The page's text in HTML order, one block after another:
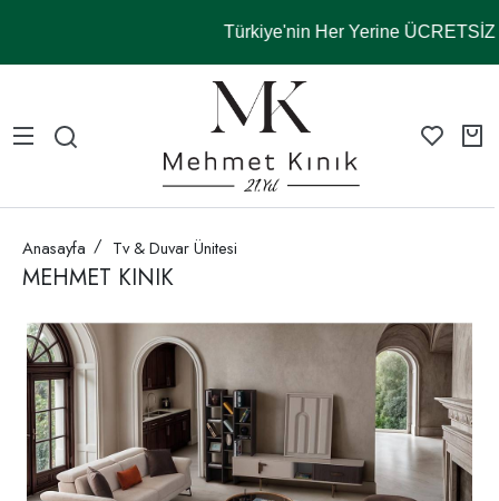
Türkiye'nin Her Yerine ÜCRETSİZ
Anasayfa Tv & Duvar Ünitesi
MEHMET KINIK